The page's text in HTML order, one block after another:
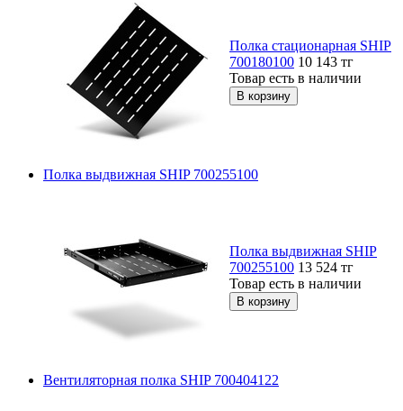
Полка стационарная SHIP
700180100 10 143 тг
Товар есть в наличии
Полка выдвижная SHIP 700255100
Полка выдвижная SHIP
700255100 13 524 тг
Товар есть в наличии
Вентиляторная полка SHIP 700404122